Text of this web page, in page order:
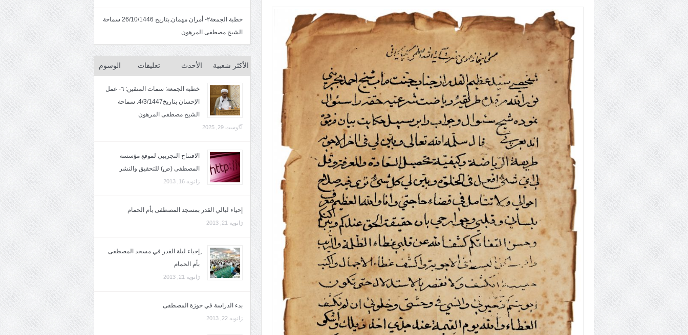
خطبة الجمعة٢- أمران مهمان.بتاريخ 26/10/1446 سماحة
الشيخ مصطفى المرهون
الأكثر شعبية الأحدث تعليقات الوسوم
خطبة الجمعة: سمات المتقين: ٦- عمل
الإحسان بتاريخ4/3/1447. سماحة
الشيخ مصطفى المرهون
آگوست 29, 2025
الافتتاح التجريبي لموقع مؤسسة
المصطفى (ص) للتحقيق والنشر
ژانویه 16, 2013
إحياء ليالي القدر بمسجد المصطفى بأم الحمام
ژانویه 21, 2013
ِإحياء ليلة القدر في مسجد المصطفى
بأم الحمام
ژانویه 21, 2013
بدء الدراسة في حوزة المصطفى
ژانویه 22, 2013